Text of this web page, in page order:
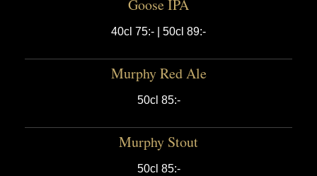
Goose IPA
40cl 75:- | 50cl 89:-
Murphy Red Ale
50cl 85:-
Murphy Stout
50cl 85:-